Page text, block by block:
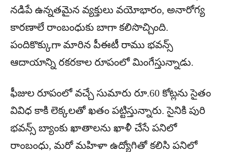
నడిపే ఉన్నతమైన వ్యక్తులు వయోభారం, అనారోగ్య
కారణాలే రాంబంధుకు బాగా కలిసొచ్చింది.
పందికొక్కుగా మారిన పీఈటీ రాము భవన్స్
ఆదాయాన్ని రకరకాల రూపంలో మింగేస్తున్నాడు.
ఫీజుల రూపంలో వచ్చే సుమారు రూ.60 కోట్లను సైతం
వివిధ కాకి లెక్కలతో ఖతం పట్టిస్తున్నారు. సైనికి పురి
భవన్స్ బ్యాంకు ఖాతాలను ఖాళీ చేసే పనిలో
రాంబంధు, మరో మహిళా ఉద్యోగితో కలిసి పనిలో